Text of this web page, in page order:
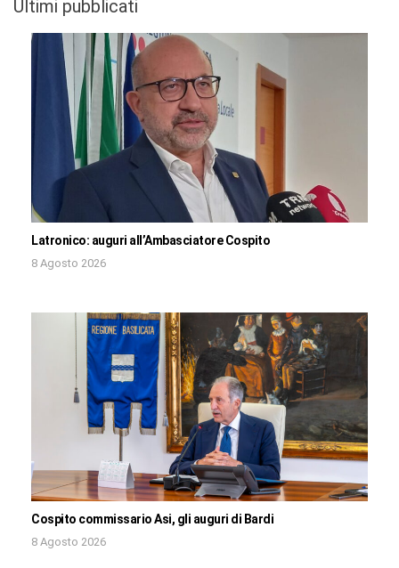
Ultimi pubblicati
Latronico: auguri all’Ambasciatore Cospito
8 Agosto 2026
Cospito commissario Asi, gli auguri di Bardi
8 Agosto 2026